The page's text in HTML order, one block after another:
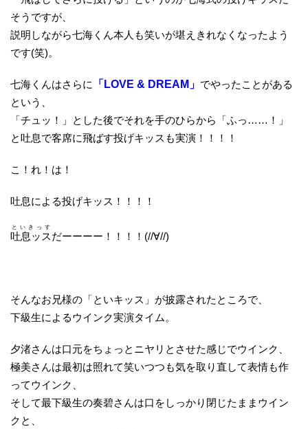
そうですが、
説明しながら七海くん本人も笑いが堪えきれなくなったよう
です(笑)。
七海くんはさらに 「LOVE & DREAM」 でやったことがある
という、
「チュッ！」とした後でそれを手のひらから「ふっ……！」
と吐息で客席に飛ばす投げキッスも実演！！！！
こ！れ！は！
吐息による投げキッス！！！！
吐息ッス
といきっす
だーーーー！！！！(//∀//)
そんなお兄様の「といキッス」が披露されたところで、
下級生によるウインク実演タイム。
夕渚さんは口元をちょっとニヤリとさせた感じでウインク、
極美さんは最初は照れて笑いつつも気を取り直して表情も作
ってウインク、
そして最下級生の奏碧さんは口をしっかり閉じたままウイン
クと、